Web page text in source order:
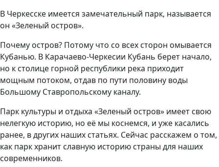
В Черкесске имеется замечательный парк, называется
он «Зеленый остров».
Почему остров? Потому что со всех сторон омывается
Кубанью. В Карачаево-Черкесии Кубань берет начало,
но к столице горной республики река приходит
мощным потоком, отдав по пути половину воды
Большому Ставропольскому каналу.
Парк культуры и отдыха «Зеленый остров» имеет свою
нелегкую историю, но её мы коснемся, и уже касались
ранее, в других наших статьях. Сейчас расскажем о том,
как парк хранит славную историю страны для наших
современников.